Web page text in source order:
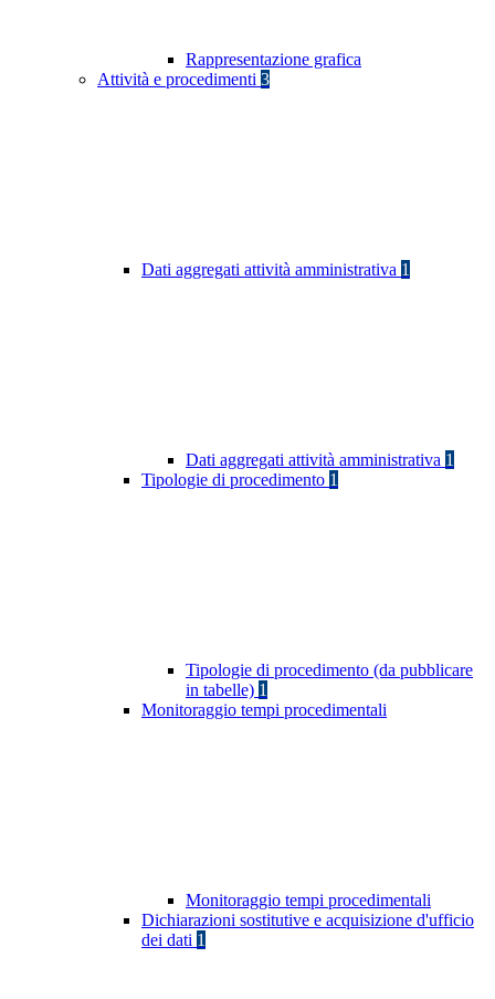
Rappresentazione grafica
Attività e procedimenti 3
Dati aggregati attività amministrativa 1
Dati aggregati attività amministrativa 1
Tipologie di procedimento 1
Tipologie di procedimento (da pubblicare
in tabelle) 1
Monitoraggio tempi procedimentali
Monitoraggio tempi procedimentali
Dichiarazioni sostitutive e acquisizione d'ufficio
dei dati 1